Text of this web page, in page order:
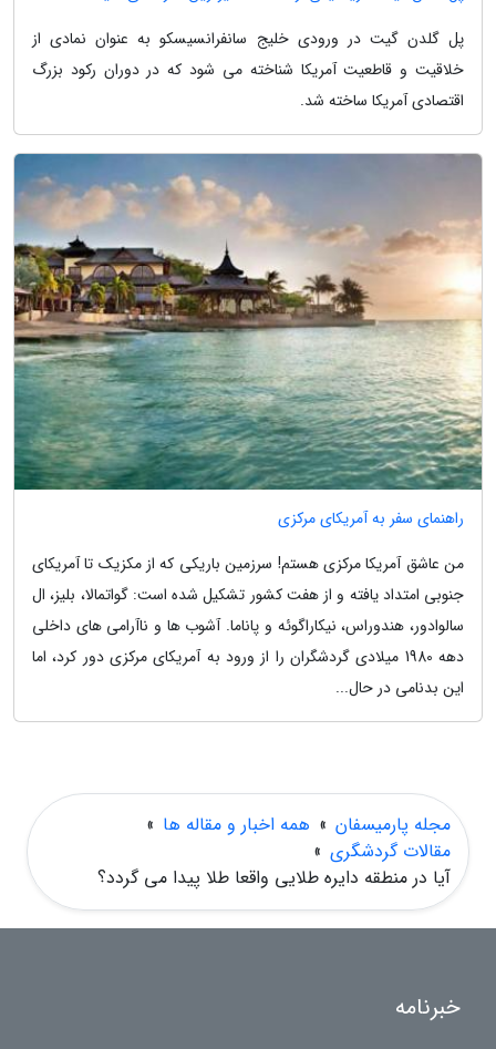
پل گلدن گیت در ورودی خلیج سانفرانسیسکو به عنوان نمادی از
خلاقیت و قاطعیت آمریکا شناخته می شود که در دوران رکود بزرگ
اقتصادی آمریکا ساخته شد.
راهنمای سفر به آمریکای مرکزی
من عاشق آمریکا مرکزی هستم! سرزمین باریکی که از مکزیک تا آمریکای
جنوبی امتداد یافته و از هفت کشور تشکیل شده است: گواتمالا، بلیز، ال
سالوادور، هندوراس، نیکاراگوئه و پاناما. آشوب ها و ناآرامی های داخلی
دهه 1980 میلادی گردشگران را از ورود به آمریکای مرکزی دور کرد، اما
این بدنامی در حال...
مجله پارمیسفان » همه اخبار و مقاله ها »
مقالات گردشگری »
آیا در منطقه دایره طلایی واقعا طلا پیدا می گردد؟
خبرنامه